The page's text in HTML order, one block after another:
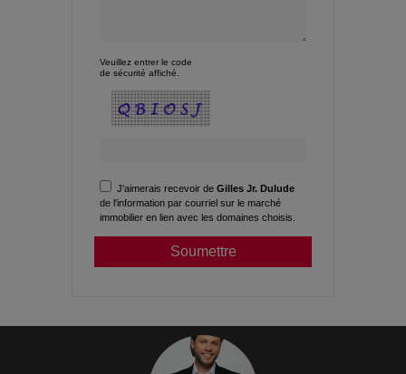
Veuillez entrer le code
de sécurité affiché.
J'aimerais recevoir deGilles Jr. Dulude
de l'information par courriel sur le marché
immobilier en lien avec les domaines choisis.